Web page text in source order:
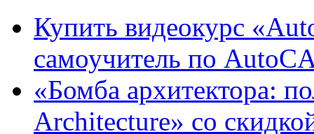
Купить видеокурс
самоучитель по
«Бомба архитектора:
Architecture» со